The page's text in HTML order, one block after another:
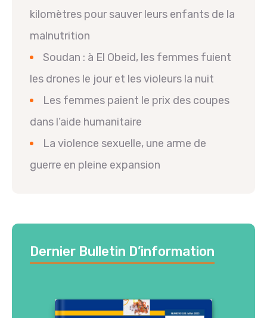
kilomètres pour sauver leurs enfants de la
malnutrition
Soudan : à El Obeid, les femmes fuient
les drones le jour et les violeurs la nuit
Les femmes paient le prix des coupes
dans l’aide humanitaire
La violence sexuelle, une arme de
guerre en pleine expansion
Dernier Bulletin D’information